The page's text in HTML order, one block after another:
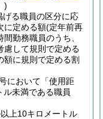
)
る職員の区分に応
に定める額(定年前再
勤務職員のうち、
慮して規則で定める
に規則で定める割
において「使用距
ル未満である職員
上10キロメートル